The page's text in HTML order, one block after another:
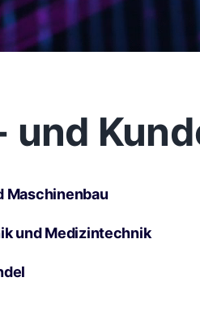
und
Maschinenbau
und Medizintechnik